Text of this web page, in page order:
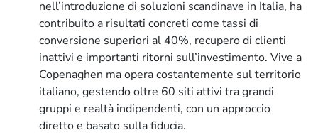
nell’introduzione di soluzioni scandinave in Italia, ha
contribuito a risultati concreti come tassi di
conversione superiori al 40%, recupero di clienti
inattivi e importanti ritorni sull’investimento. Vive a
Copenaghen ma opera costantemente sul territorio
italiano, gestendo oltre 60 siti attivi tra grandi
gruppi e realtà indipendenti, con un approccio
diretto e basato sulla fiducia.